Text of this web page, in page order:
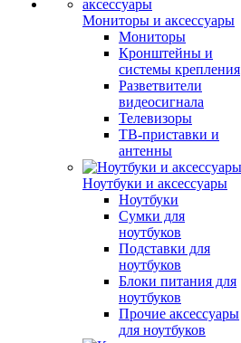
Мониторы и аксессуары
Мониторы
Кронштейны и
системы крепления
Разветвители
видеосигнала
Телевизоры
ТВ-приставки и
антенны
Ноутбуки и аксессуары
Ноутбуки
Сумки для
ноутбуков
Подставки для
ноутбуков
Блоки питания для
ноутбуков
Прочие аксессуары
для ноутбуков